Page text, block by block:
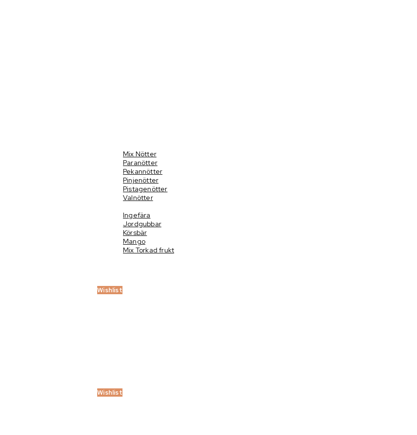
Mix Nötter
Paranötter
Pekannötter
Pinjenötter
Pistagenötter
Valnötter
Ingefära
Jordgubbar
Körsbär
Mango
Mix Torkad frukt
Wishlist
Wishlist